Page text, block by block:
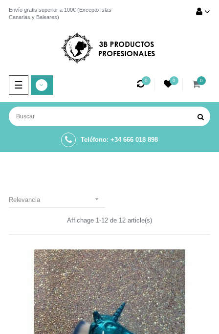
Envío gratis superior a 100€ (Excepto Islas
Canarias y Baleares)
Navegación
de
palanca
☰ 0 0 0
Teléfono: +34 666 018 898
Relevancia 
Affichage 1-12 de 12 article(s)